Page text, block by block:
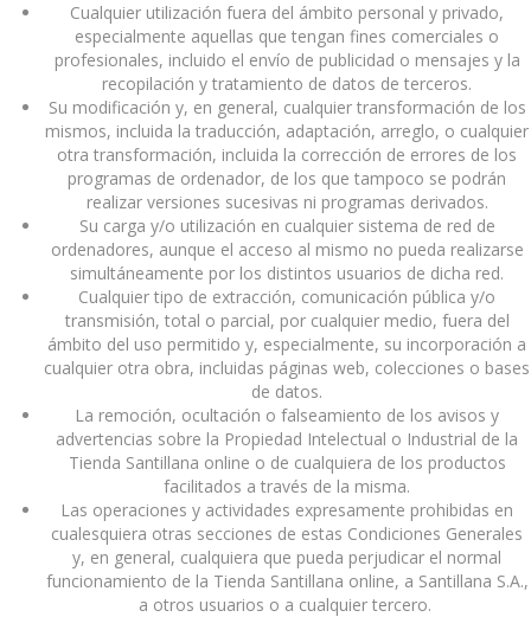
Cualquier utilización fuera del ámbito personal y privado,
especialmente aquellas que tengan fines comerciales o
profesionales, incluido el envío de publicidad o mensajes y la
recopilación y tratamiento de datos de terceros.
Su modificación y, en general, cualquier transformación de los
mismos, incluida la traducción, adaptación, arreglo, o cualquier
otra transformación, incluida la corrección de errores de los
programas de ordenador, de los que tampoco se podrán
realizar versiones sucesivas ni programas derivados.
Su carga y/o utilización en cualquier sistema de red de
ordenadores, aunque el acceso al mismo no pueda realizarse
simultáneamente por los distintos usuarios de dicha red.
Cualquier tipo de extracción, comunicación pública y/o
transmisión, total o parcial, por cualquier medio, fuera del
ámbito del uso permitido y, especialmente, su incorporación a
cualquier otra obra, incluidas páginas web, colecciones o bases
de datos.
La remoción, ocultación o falseamiento de los avisos y
advertencias sobre la Propiedad Intelectual o Industrial de la
Tienda Santillana online o de cualquiera de los productos
facilitados a través de la misma.
Las operaciones y actividades expresamente prohibidas en
cualesquiera otras secciones de estas Condiciones Generales
y, en general, cualquiera que pueda perjudicar el normal
funcionamiento de la Tienda Santillana online, a Santillana S.A.,
a otros usuarios o a cualquier tercero.